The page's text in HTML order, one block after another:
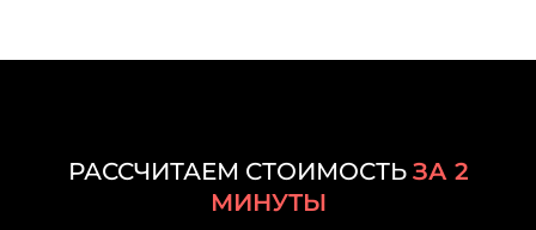
РАССЧИТАЕМ СТОИМОСТЬ ЗА 2
МИНУТЫ